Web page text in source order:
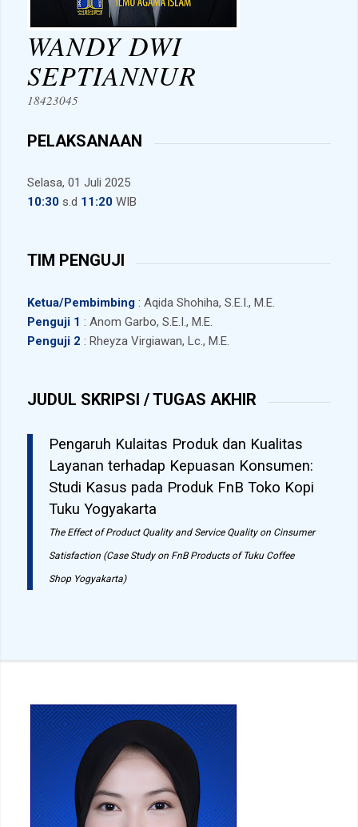
WANDY DWI
SEPTIANNUR
18423045
PELAKSANAAN
Selasa, 01 Juli 2025
10:30s.d 11:20WIB
TIM PENGUJI
Ketua/Pembimbing: Aqida Shohiha, S.E.I., M.E.
Penguji 1 : Anom Garbo, S.E.I., M.E.
Penguji 2 : Rheyza Virgiawan, Lc., M.E.
JUDUL SKRIPSI / TUGAS AKHIR
Pengaruh Kulaitas Produk dan Kualitas
Layanan terhadap Kepuasan Konsumen:
Studi Kasus pada Produk FnB Toko Kopi
Tuku Yogyakarta
The Effect of Product Quality and Service Quality on Cinsumer
Satisfaction (Case Study on FnB Products of Tuku Coffee
Shop Yogyakarta)